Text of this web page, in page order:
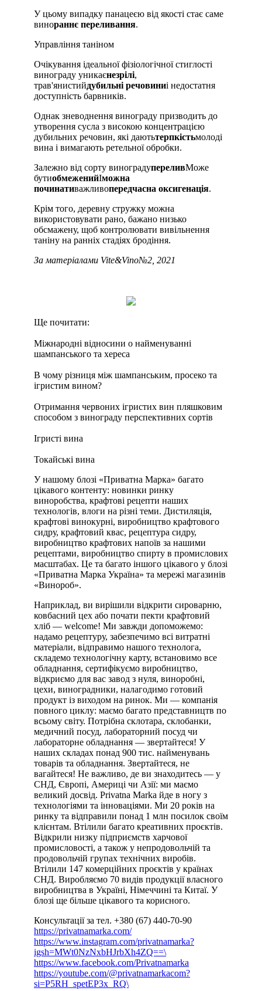
У цьому випадку панацеєю від якості стає саме
винораннє переливання.
Управління таніном
Очікування ідеальної фізіологічної стиглості
винограду уникаєнезрілі,
трав'янистийдубильні речовиниі недостатня
доступність барвників.
Однак зневоднення винограду призводить до
утворення сусла з високою концентрацією
дубильних речовин, які даютьтерпкістьмолоді
вина і вимагають ретельної обробки.
Залежно від сорту виноградупереливМоже
бутиобмеженийІможна
починативажливопередчасна оксигенація.
Крім того, деревну стружку можна
використовувати рано, бажано низько
обсмажену, щоб контролювати вивільнення
таніну на ранніх стадіях бродіння.
За матеріалами Vite&Vino№2, 2021
Ще почитати:
Міжнародні відносини о найменуванні
шампанського та хереса
В чому різниця між шампанським, просеко та
ігристим вином?
Отримання червоних ігристих вин пляшковим
способом з винограду перспективних сортів
Ігристі вина
Токайські вина
У нашому блозі «Приватна Марка» багато
цікавого контенту: новинки ринку
виноробства, крафтові рецепти наших
технологів, влоги на різні теми. Дистиляція,
крафтові винокурні, виробництво крафтового
сидру, крафтовий квас, рецептура сидру,
виробництво крафтових напоїв за нашими
рецептами, виробництво спирту в промислових
масштабах. Це та багато іншого цікавого у блозі
«Приватна Марка Україна» та мережі магазинів
«Винороб».
Наприклад, ви вирішили відкрити сироварню,
ковбасний цех або почати пекти крафтовий
хліб — welcome! Ми завжди допоможемо:
надамо рецептуру, забезпечимо всі витратні
матеріали, відправимо нашого технолога,
складемо технологічну карту, встановимо все
обладнання, сертифікуємо виробництво,
відкриємо для вас завод з нуля, виноробні,
цехи, виноградники, налагодимо готовий
продукт із виходом на ринок. Ми — компанія
повного циклу: маємо багато представництв по
всьому світу. Потрібна склотара, склобанки,
медичний посуд, лабораторний посуд чи
лабораторне обладнання — звертайтеся! У
наших складах понад 900 тис. найменувань
товарів та обладнання. Звертайтеся, не
вагайтеся! Не важливо, де ви знаходитесь — у
СНД, Європі, Америці чи Азії: ми маємо
великий досвід. Privatna Marka йде в ногу з
технологіями та інноваціями. Ми 20 років на
ринку та відправили понад 1 млн посилок своїм
клієнтам. Втілили багато креативних проєктів.
Відкрили низку підприємств харчової
промисловості, а також у непродовольчій та
продовольчій групах технічних виробів.
Втілили 147 комерційних проєктів у країнах
СНД. Виробляємо 70 видів продукції власного
виробництва в Україні, Німеччині та Китаї. У
блозі ще більше цікавого та корисного.
Консультації за тел. +380 (67) 440-70-90
https://privatnamarka.com/
https://www.instagram.com/privatnamarka?
igsh=MWt0NzNxbHJrbXh4ZQ==\
https://www.facebook.com/Privatnamarka
https://youtube.com/@privatnamarkacom?
si=P5RH_spetEP3x_RQ\